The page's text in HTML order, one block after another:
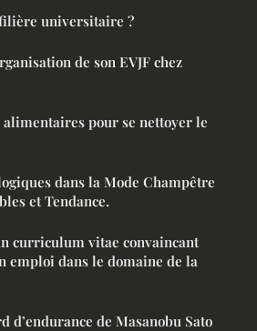
universitaire ?
de son EVJF chez
alimentaires pour se nettoyer le
dans la Mode Champêtre
et Tendance.
curriculum vitae convaincant
emploi dans le domaine de la
d’endurance de Masanobu Sato